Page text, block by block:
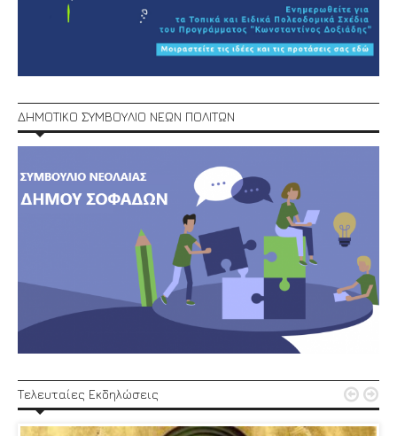
ΔΗΜΟΤΙΚΟ ΣΥΜΒΟΥΛΙΟ ΝΕΩΝ ΠΟΛΙΤΩΝ
Τελευταίες Εκδηλώσεις  